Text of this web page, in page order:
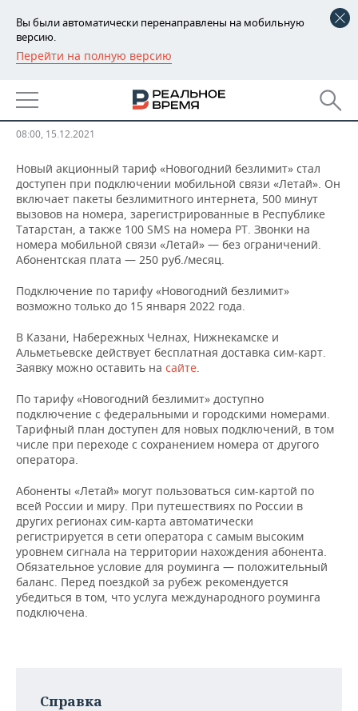
Вы были автоматически перенаправлены на мобильную
версию.
Перейти на полную версию
РЕГИОНЫ
БАШКОРТОСТАН
ТАТАРСТАН
УДМУРТИЯ
НОВОСТИ
АНАЛИТИКА
НОВОСТИ АНАЛИТИКИ
ДЕКЛАРАЦИИ О ДОХОДАХ
КОРОЛИ ГОСЗАКАЗА ПФО
КОМУ ПРИНАДЛЕЖАТ
ТАТАРСТАНА
ЭКОНОМИКА
НОВОСТИ ЭКОНОМИКИ
ФИНАНСЫ
БЮДЖЕТ
ИНВЕСТИЦИИ
ПРОМЫШЛЕННОСТЬ
НОВОСТИ
ПРОМЫШЛЕННОСТИ
АГРОПРОМ
НЕФТЕХИМИЯ
НЕФТЬ
ОПК
НЕДВИЖИМОСТЬ
НОВОСТИ АВТО
БИЗНЕС
НОВОСТИ БИЗНЕСА
ТРАНСПОРТ
УСЛУГИ
ТЕХНОЛОГИИ
IT
МЕДИА
ТЕЛЕКОММУНИКАЦИИ
НОВОСТИ МЕРОПРИЯТИЙ
ВЫЕЗДНАЯ РЕДАКЦИЯ
БИЗНЕС-БРАНЧИ
ONLINE-КОНФЕРЕНЦИИ
ОТКРЫТАЯ ЛЕКЦИЯ
СПОРТ
НОВОСТИ СПОРТА
ФУТБОЛ
ХОККЕЙ
БАСКЕТБОЛ
ВОЛЕЙБОЛ
ОБЩЕСТВО
НОВОСТИ ОБЩЕСТВА
ВЛАСТЬ
ИНФРАСТРУКТУРА
ИСТОРИЯ
ФОТОГАЛЕРЕЯ
СЮЖЕТЫ
СПРАВОЧНИК
СПИСОК ПЕРСОН
ПОЛНАЯ ВЕРСИЯ
тариф «Новогодний безлимит»
08:00, 15.12.2021
Новый акционный тариф «Новогодний безлимит» стал
доступен при подключении мобильной связи «Летай». Он
включает пакеты безлимитного интернета, 500 минут
вызовов на номера, зарегистрированные в Республике
Татарстан, а также 100 SMS на номера РТ. Звонки на
номера мобильной связи «Летай» — без ограничений.
Абонентская плата — 250 руб./месяц.
Подключение по тарифу «Новогодний безлимит»
возможно только до 15 января 2022 года.
В Казани, Набережных Челнах, Нижнекамске и
Альметьевске действует бесплатная доставка сим-карт.
Заявку можно оставить на сайте.
По тарифу «Новогодний безлимит» доступно
подключение с федеральными и городскими номерами.
Тарифный план доступен для новых подключений, в том
числе при переходе с сохранением номера от другого
оператора.
Абоненты «Летай» могут пользоваться сим-картой по
всей России и миру. При путешествиях по России в
других регионах сим-карта автоматически
регистрируется в сети оператора с самым высоким
уровнем сигнала на территории нахождения абонента.
Обязательное условие для роуминга — положительный
баланс. Перед поездкой за рубеж рекомендуется
убедиться в том, что услуга международного роуминга
подключена.
Справка